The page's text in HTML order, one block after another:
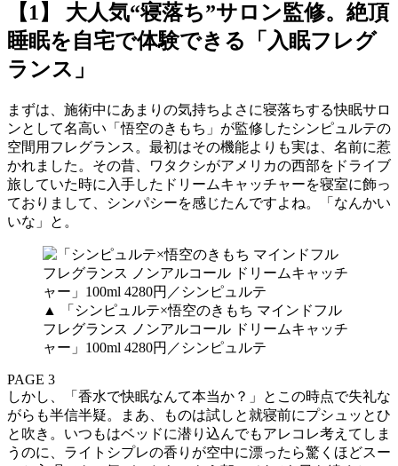
【1】 大人気“寝落ち”サロン監修。絶頂
睡眠を自宅で体験できる「入眠フレグ
ランス」
まずは、施術中にあまりの気持ちよさに寝落ちする快眠サロ
ンとして名高い「悟空のきもち」が監修したシンピュルテの
空間用フレグランス。最初はその機能よりも実は、名前に惹
かれました。その昔、ワタクシがアメリカの西部をドライブ
旅していた時に入手したドリームキャッチャーを寝室に飾っ
ておりまして、シンパシーを感じたんですよね。「なんかい
いな」と。
▲ 「シンピュルテ×悟空のきもち マインドフル
フレグランス ノンアルコール ドリームキャッチ
ャー」100ml 4280円／シンピュルテ
PAGE 3
しかし、「香水で快眠なんて本当か？」とこの時点で失礼な
がらも半信半疑。まあ、ものは試しと就寝前にプシュッとひ
と吹き。いつもはベッドに潜り込んでもアレコレ考えてしま
うのに、ライトシプレの香りが空中に漂ったら驚くほどスー